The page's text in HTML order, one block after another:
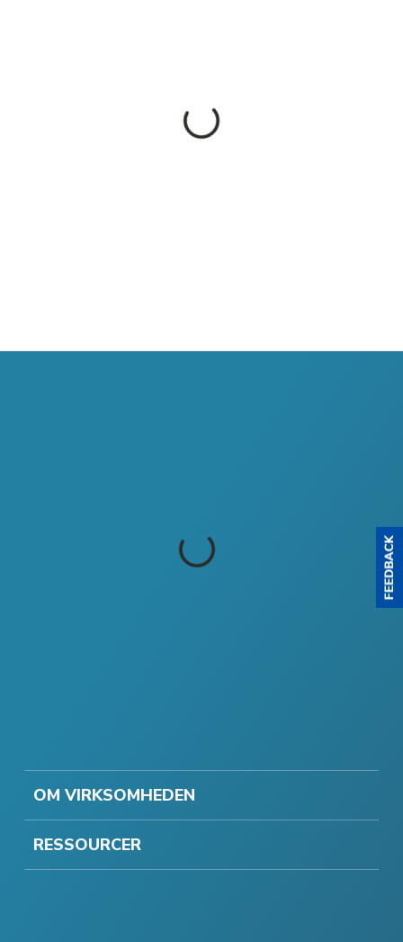
OM VIRKSOMHEDEN
RESSOURCER